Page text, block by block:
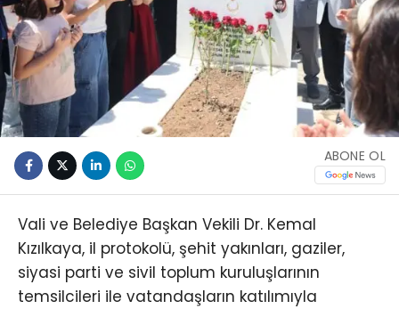
ABONE OL
Vali ve Belediye Başkan Vekili Dr. Kemal
Kızılkaya, il protokolü, şehit yakınları, gaziler,
siyasi parti ve sivil toplum kuruluşlarının
temsilcileri ile vatandaşların katılımıyla